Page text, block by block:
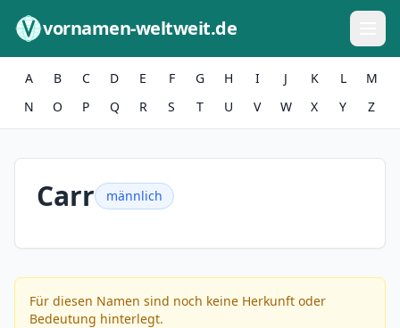
vornamen-weltweit.de
A B C D E F G H I J K L
M
N
O P Q R S T U V W X Y Z
Carr männlich
Für diesen Namen sind noch keine Herkunft oder
Bedeutung hinterlegt.